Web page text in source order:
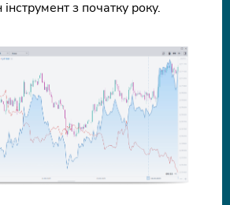
з початку року.